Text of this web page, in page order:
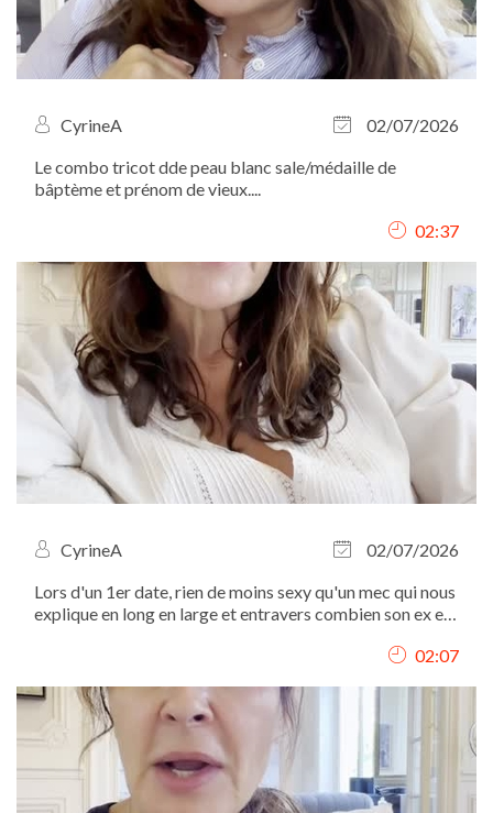
CyrineA
02/07/2026
Le combo tricot dde peau blanc sale/médaille de
bâptème et prénom de vieux....
02:37
CyrineA
02/07/2026
Lors d'un 1er date, rien de moins sexy qu'un mec qui nous
explique en long en large et entravers combien son ex est
02:07